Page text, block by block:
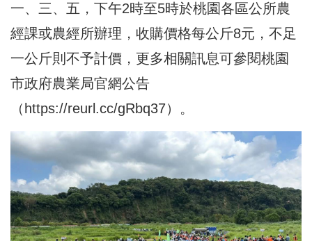
一、三、五，下午2時至5時於桃園各區公所農
經課或農經所辦理，收購價格每公斤8元，不足
一公斤則不予計價，更多相關訊息可參閱桃園
市政府農業局官網公告
（ https://reurl.cc/gRbq37）。